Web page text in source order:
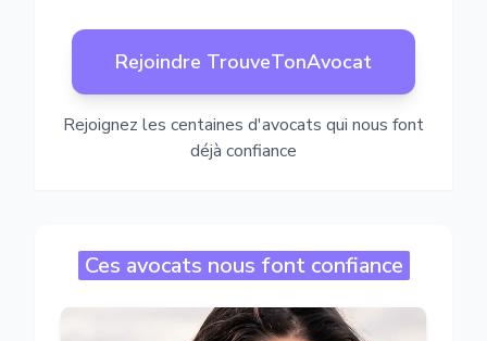
Rejoindre TrouveTonAvocat
Rejoignez les centaines d'avocats qui nous font
déjà confiance
Ces avocats nous font confiance